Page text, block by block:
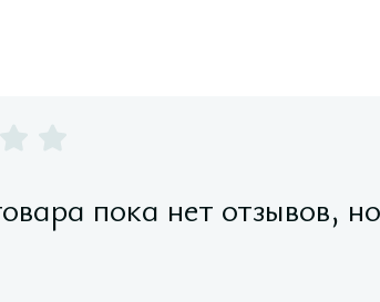
пока нет отзывов,